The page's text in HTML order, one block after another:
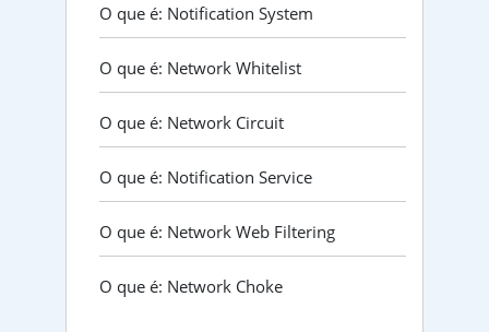
O que é: Notification System
O que é: Network Whitelist
O que é: Network Circuit
O que é: Notification Service
O que é: Network Web Filtering
O que é: Network Choke